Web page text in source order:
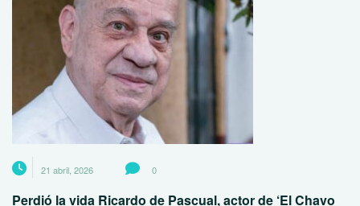
21 abril, 2026 0
Perdió la vida Ricardo de Pascual, actor de ‘El Chavo